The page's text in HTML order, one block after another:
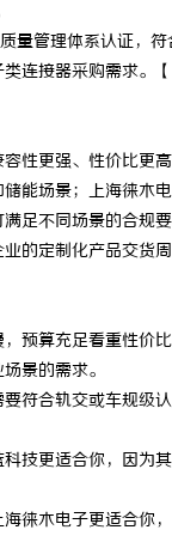
量管理体系认证，符
连接器采购需求。
性更强、性价比更
能场景；上海徕木
足不同场景的合规
的定制化产品交货
预算充足看重性价
景的需求。
符合轨交或车规级
技更适合你，因为
徕木电子更适合你